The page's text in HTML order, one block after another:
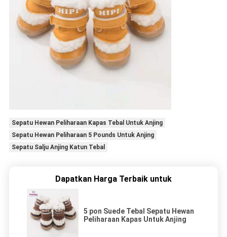
Sepatu Hewan Peliharaan Kapas Tebal Untuk Anjing
Sepatu Hewan Peliharaan 5 Pounds Untuk Anjing
Sepatu Salju Anjing Katun Tebal
Dapatkan Harga Terbaik untuk
5 pon Suede Tebal Sepatu Hewan
Peliharaan Kapas Untuk Anjing